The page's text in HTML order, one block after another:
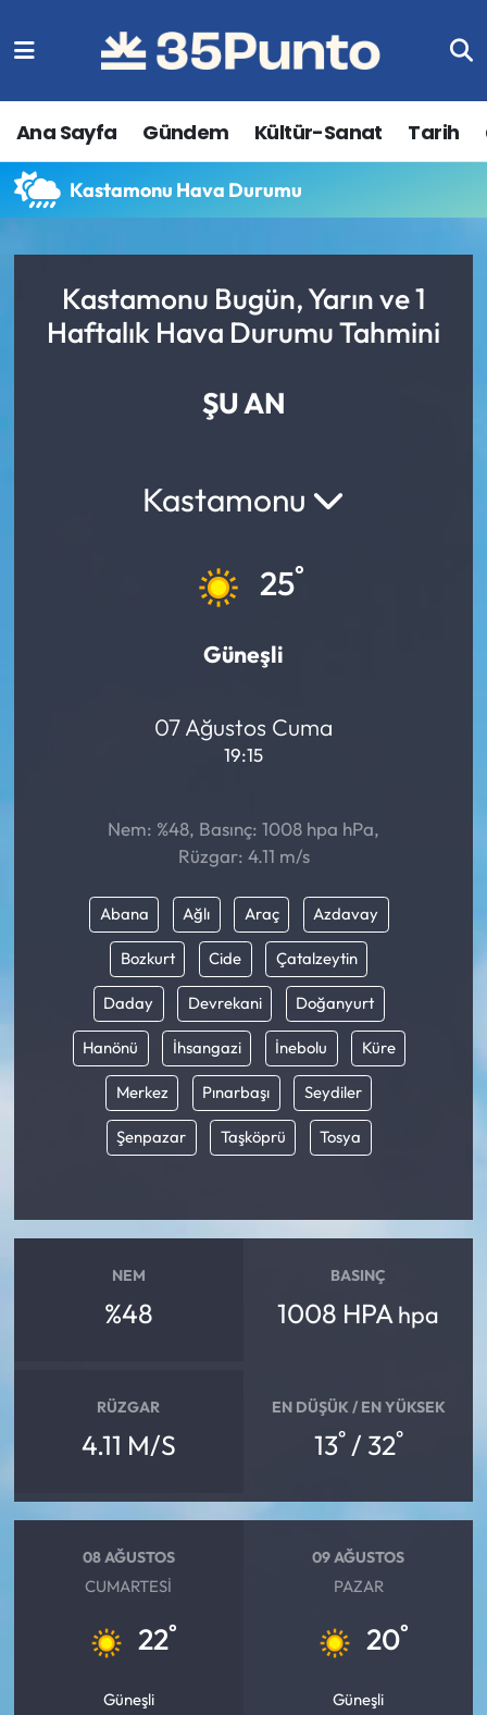
Ana Sayfa Gündem Kültür-Sanat Tarih
Kastamonu Hava Durumu
Kastamonu Bugün, Yarın ve 1
Haftalık Hava Durumu Tahmini
ŞU AN
Kastamonu
25°
Güneşli
07 Ağustos Cuma
19:15
Nem: %48, Basınç: 1008 hpa hPa,
Rüzgar: 4.11 m/s
Abana Ağlı Araç Azdavay
Bozkurt Cide Çatalzeytin
Daday Devrekani Doğanyurt
Hanönü İhsangazi İnebolu Küre
Merkez Pınarbaşı Seydiler
Şenpazar Taşköprü Tosya
NEM
%48
BASINÇ
1008 HPA hpa
RÜZGAR
4.11 M/S
EN DÜŞÜK / EN YÜKSEK
13°/ 32°
08 AĞUSTOS
CUMARTESI
22°
Güneşli
09 AĞUSTOS
PAZAR
20°
Güneşli